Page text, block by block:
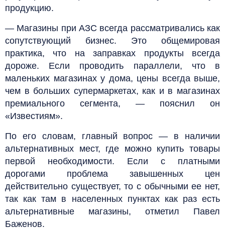
продукцию.
— Магазины при АЗС всегда рассматривались как
сопутствующий бизнес. Это общемировая
практика, что на заправках продукты всегда
дороже. Если проводить параллели, что в
маленьких магазинах у дома, цены всегда выше,
чем в больших супермаркетах, как и в магазинах
премиального сегмента, — пояснил он
«Известиям».
По его словам, главный вопрос — в наличии
альтернативных мест, где можно купить товары
первой необходимости. Если с платными
дорогами проблема завышенных цен
действительно существует, то с обычными ее нет,
так как там в населенных пунктах как раз есть
альтернативные магазины, отметил Павел
Баженов.